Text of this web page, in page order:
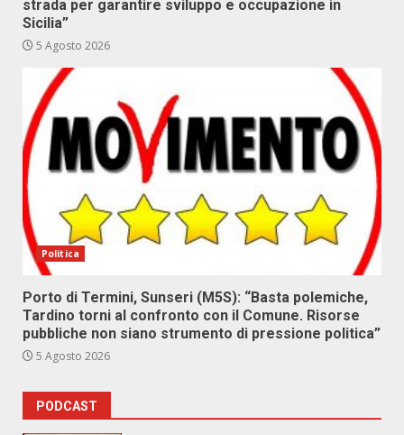
strada per garantire sviluppo e occupazione in
Sicilia”
5 Agosto 2026
Politica
Porto di Termini, Sunseri (M5S): “Basta polemiche,
Tardino torni al confronto con il Comune. Risorse
pubbliche non siano strumento di pressione politica”
5 Agosto 2026
PODCAST